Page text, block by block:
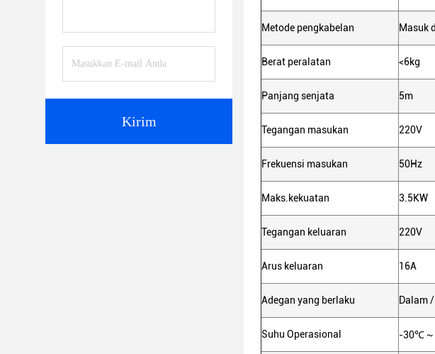
Kirim
Metode pengkabelan Masuk
Berat peralatan <6kg
Panjang senjata 5m
Tegangan masukan 220V
Frekuensi masukan 50Hz
Maks.kekuatan 3.5KW
Tegangan keluaran 220V
Arus keluaran 16A
Adegan yang berlaku Dalam
Suhu Operasional -30℃